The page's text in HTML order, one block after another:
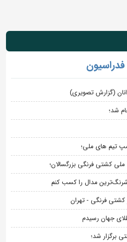
(گزارش تصویری)
شد؛
کشتی فرنگی بزرگسالان؛
مدال را کسب کنم
کشتی فرنگی - تهران
جهان رسیدم
برگزار شد؛